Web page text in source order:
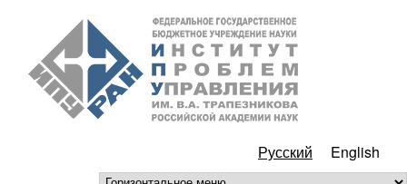
Перейти к основному
содержанию
РАН
Русский English